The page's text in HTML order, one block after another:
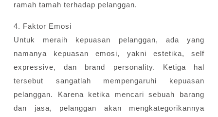
ramah tamah terhadap pelanggan.
4. Faktor Emosi
Untuk meraih kepuasan pelanggan, ada yang
namanya kepuasan emosi, yakni estetika, self
expressive, dan brand personality. Ketiga hal
tersebut sangatlah mempengaruhi kepuasan
pelanggan. Karena ketika mencari sebuah barang
dan jasa, pelanggan akan mengkategorikannya